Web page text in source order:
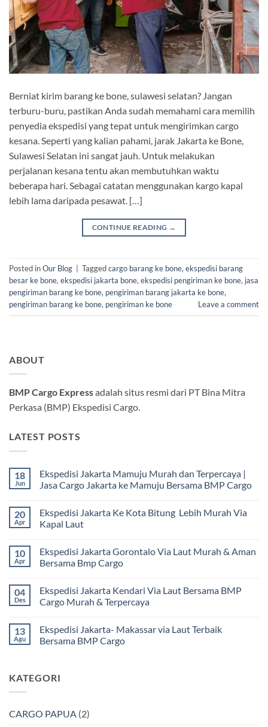
Berniat kirim barang ke bone, sulawesi selatan? Jangan
terburu-buru, pastikan Anda sudah memahami cara memilih
penyedia ekspedisi yang tepat untuk mengirimkan cargo
kesana. Seperti yang kalian pahami, jarak Jakarta ke Bone,
Sulawesi Selatan ini sangat jauh. Untuk melakukan
perjalanan kesana tentu akan membutuhkan waktu
beberapa hari. Sebagai catatan menggunakan kargo kapal
lebih lama daripada pesawat. […]
CONTINUE READING →
Posted inOur Blog Taggedcargo barang ke bone, ekspedisi barang
besar ke bone, ekspedisi jakarta bone, ekspedisi pengiriman ke bone, jasa
pengiriman barang ke bone, pengiriman barang jakarta ke bone,
pengiriman barang ke bone, pengiriman ke bone Leave a comment
ABOUT
BMP Cargo Expressadalah situs resmi dari PT Bina Mitra
Perkasa (BMP) Ekspedisi Cargo.
LATEST POSTS
18
Jun
Ekspedisi Jakarta Mamuju Murah dan Terpercaya |
Jasa Cargo Jakarta ke Mamuju Bersama BMP Cargo
komentar
pada
Ekspedisi
Murah
dan
Terpercaya
Cargo
Jakarta
ke
BMP
Cargo
20
Apr
Ekspedisi Jakarta Ke Kota Bitung Lebih Murah Via
Kapal Laut
komentar
pada
Ekspedisi
Kota
Bitung
Lebih
Kapal
Laut
10
Apr
Ekspedisi Jakarta Gorontalo Via Laut Murah & Aman
Bersama Bmp Cargo
komentar
pada
Ekspedisi
Via
Laut
Murah
Bmp
Cargo
04
Des
Ekspedisi Jakarta Kendari Via Laut Bersama BMP
Cargo Murah & Terpercaya
komentar
pada
Ekspedisi
Laut
Bersama
&
13
Agu
Ekspedisi Jakarta- Makassar via Laut Terbaik
Bersama BMP Cargo
pada
Ekspedisi
Laut
KATEGORI
CARGO PAPUA (2)